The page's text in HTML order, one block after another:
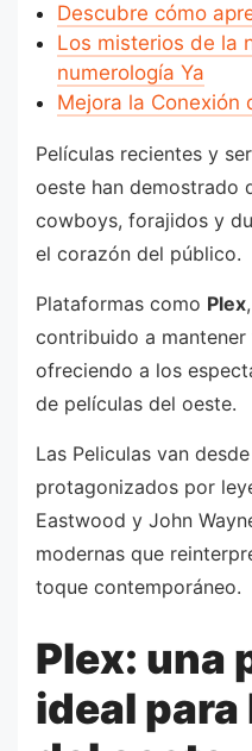
Descubre cómo
Los misterios de la
numerología Ya
Mejora la Conexión
Películas recientes y
oeste han demostrado
cowboys, forajidos y
el corazón del público.
Plataformas como Plex,
contribuido a
ofreciendo a los
de películas del oeste.
Las Peliculas van
protagonizados por
Eastwood y John
modernas que
toque contemporáneo.
Plex: una
ideal